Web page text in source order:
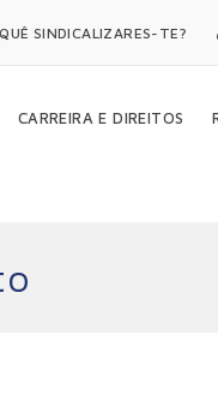
SINDICALIZARES-TE?
CARREIRA E DIREITOS